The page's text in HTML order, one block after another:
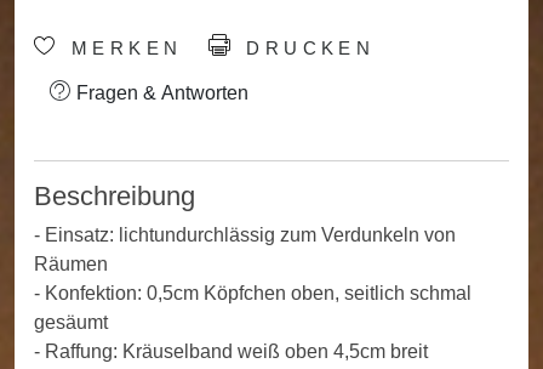
MERKEN DRUCKEN
Fragen & Antworten
Beschreibung
- Einsatz: lichtundurchlässig zum Verdunkeln von
Räumen
- Konfektion: 0,5cm Köpfchen oben, seitlich schmal
gesäumt
- Raffung: Kräuselband weiß oben 4,5cm breit